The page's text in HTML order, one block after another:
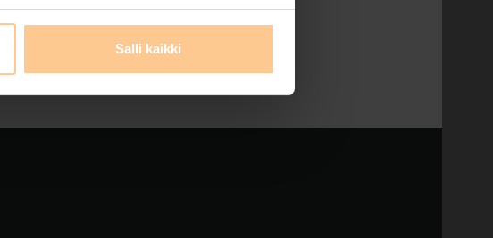
Salli kaikki
kustavissa,palaverit,saaristo,tähtihuvilat,